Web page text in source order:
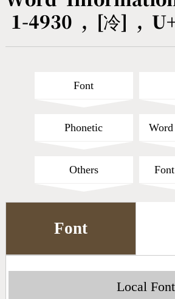
Cang-Jie Query
CNS Query
1-4930 , [冷] ,
Font
Phonetic
Others
Font
Local Font